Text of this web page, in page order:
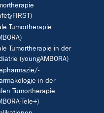
Tumortherapie
Tumortherapie in der
(youngAMBORA)
in der
Tumortherapie
Tele+)